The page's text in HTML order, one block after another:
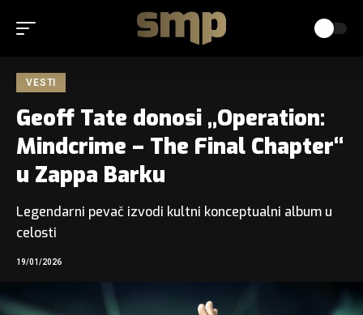
VESTI
Geoff Tate donosi „Operation:
Mindcrime – The Final Chapter“
u Zappa Barku
Legendarni pevač izvodi kultni konceptualni album u
celosti
19/01/2026